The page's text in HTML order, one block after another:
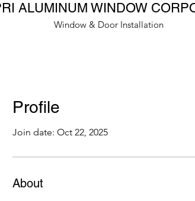
Window & Door Installation
ALUMINUM WINDOW
Profile
Join date: Oct 22, 2025
About